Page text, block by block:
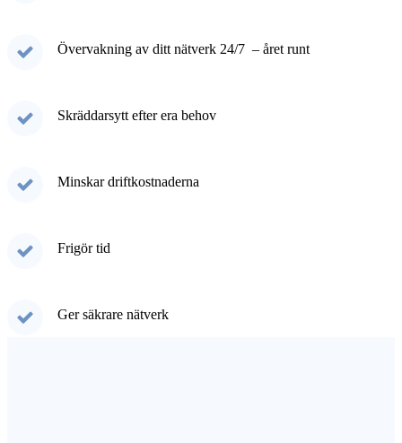
Övervakning av ditt nätverk 24/7 – året runt
Skräddarsytt efter era behov
Minskar driftkostnaderna
Frigör tid
Ger säkrare nätverk